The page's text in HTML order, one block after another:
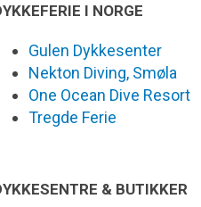
I NORGE
Gulen Dykkesenter
Nekton Diving, Smøla
One Ocean Dive Resort
Tregde Ferie
& BUTIKKER